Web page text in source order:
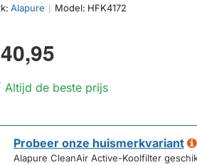
Alapure Model: HFK4172
Altijd de beste prijs
Probeer onze huismerkvariant
Alapure CleanAir Active-Koolfilter